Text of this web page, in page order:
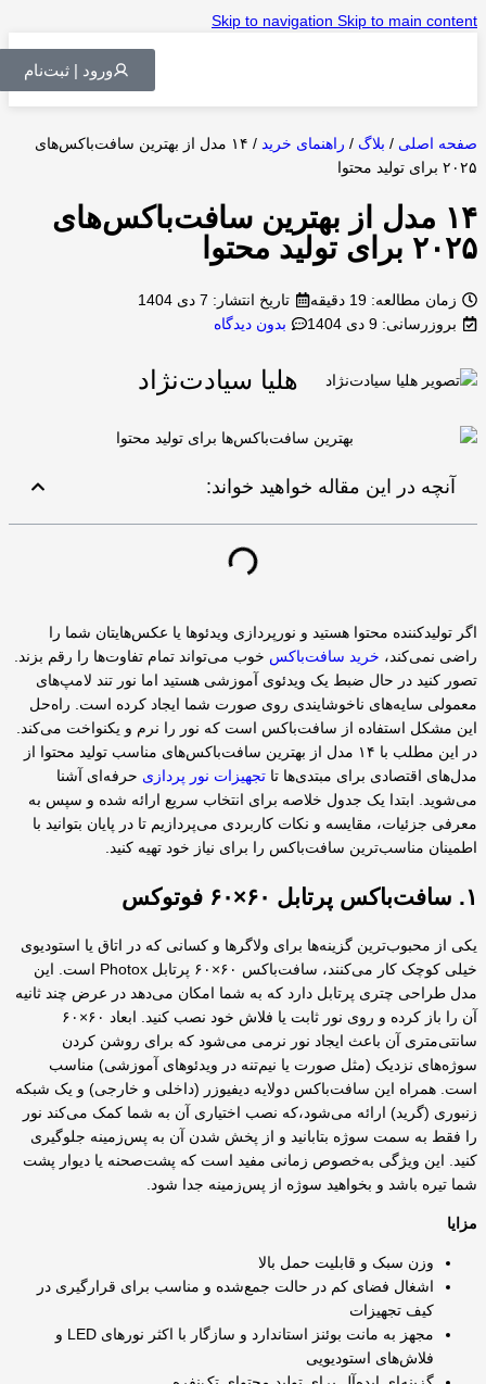
Skip to navigation Skip to main content
ورود | ثبت‌نام
صفحه اصلی / بلاگ / راهنمای خرید /
۱۴ مدل از بهترین سافت‌باکس‌های
۲۰۲۵ برای تولید محتوا
۱۴ مدل از بهترین سافت‌باکس‌های
۲۰۲۵ برای تولید محتوا
زمان مطالعه: 19 دقیقه تاریخ انتشار: 7 دی 1404
بروزرسانی: 9 دی 1404
بدون دیدگاه
هلیا سیادت‌نژاد
آنچه در این مقاله خواهید خواند:
اگر تولیدکننده محتوا هستید و نورپردازی ویدئوها یا عکس‌هایتان شما را
راضی نمی‌کند، خرید سافت‌باکس خوب می‌تواند تمام تفاوت‌ها را رقم بزند.
تصور کنید در حال ضبط یک ویدئوی آموزشی هستید اما نور تند لامپ‌های
معمولی سایه‌های ناخوشایندی روی صورت شما ایجاد کرده است. راه‌حل
این مشکل استفاده از سافت‌باکس است که نور را نرم و یکنواخت می‌کند.
در این مطلب با ۱۴ مدل از بهترین سافت‌باکس‌های مناسب تولید محتوا از
مدل‌های اقتصادی برای مبتدی‌ها تا تجهیزات نور پردازی حرفه‌ای آشنا
می‌شوید. ابتدا یک جدول خلاصه برای انتخاب سریع ارائه شده و سپس به
معرفی جزئیات، مقایسه و نکات کاربردی می‌پردازیم تا در پایان بتوانید با
اطمینان مناسب‌ترین سافت‌باکس را برای نیاز خود تهیه کنید.
۱. سافت‌باکس پرتابل ۶۰×۶۰ فوتوکس
یکی از محبوب‌ترین گزینه‌ها برای ولاگرها و کسانی که در اتاق یا استودیوی
خیلی کوچک کار می‌کنند، سافت‌باکس ۶۰×۶۰ پرتابل Photox است. این
مدل طراحی چتری پرتابل دارد که به شما امکان می‌دهد در عرض چند ثانیه
آن را باز کرده و روی نور ثابت یا فلاش خود نصب کنید. ابعاد ۶۰×۶۰
سانتی‌متری آن باعث ایجاد نور نرمی می‌شود که برای روشن کردن
سوژه‌های نزدیک (مثل صورت یا نیم‌تنه در ویدئوهای آموزشی) مناسب
است. همراه این سافت‌باکس دولایه دیفیوزر (داخلی و خارجی) و یک شبکه
زنبوری (گرید) ارائه می‌شود،که نصب اختیاری آن به شما کمک می‌کند نور
را فقط به سمت سوژه بتابانید و از پخش شدن آن به پس‌زمینه جلوگیری
کنید. این ویژگی به‌خصوص زمانی مفید است که پشت‌صحنه یا دیوار پشت
شما تیره باشد و بخواهید سوژه از پس‌زمینه جدا شود.
مزایا
وزن سبک و قابلیت حمل بالا
اشغال فضای کم در حالت جمع‌شده و مناسب برای قرارگیری در
کیف تجهیزات
مجهز به مانت بوئنز استاندارد و سازگار با اکثر نورهای LED و
فلاش‌های استودیویی